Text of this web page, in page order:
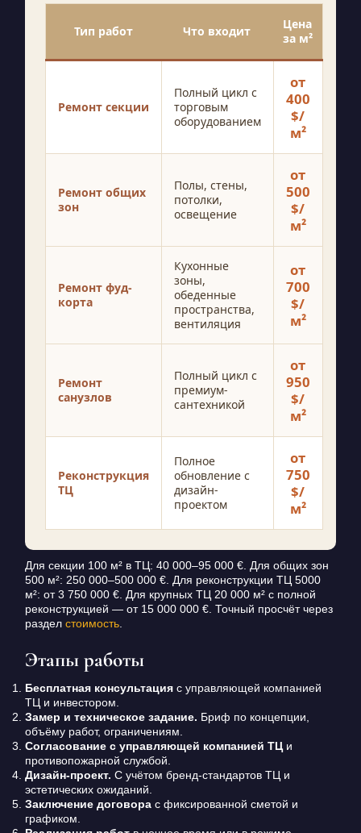
Тип работ Что входит
Цена
за м²
Ремонт секции
Полный цикл с
торговым
оборудованием
от
400
$/
м²
Ремонт общих
зон
Полы, стены,
потолки,
освещение
от
500
$/
м²
Ремонт фуд-
корта
Кухонные
зоны,
обеденные
пространства,
вентиляция
от
700
$/
м²
Ремонт
санузлов
Полный цикл с
премиум-
сантехникой
от
950
$/
м²
Реконструкция
ТЦ
Полное
обновление с
дизайн-
проектом
от
750
$/
м²
Для секции 100 м² в ТЦ: 40 000–95 000 €. Для общих зон
500 м²: 250 000–500 000 €. Для реконструкции ТЦ 5000
м²: от 3 750 000 €. Для крупных ТЦ 20 000 м² с полной
реконструкцией — от 15 000 000 €. Точный просчёт через
раздел стоимость.
Этапы работы
Бесплатная консультацияс управляющей компанией
ТЦ и инвестором.
Замер и техническое задание. Бриф по концепции,
объёму работ, ограничениям.
Согласование с управляющей компанией ТЦи
противопожарной службой.
Дизайн-проект. С учётом бренд-стандартов ТЦ и
эстетических ожиданий.
Заключение договорас фиксированной сметой и
графиком.